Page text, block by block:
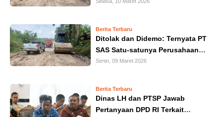
IN
OPINI
INFOGRAFIS
ADVERTORIAL
INDEKS
Siap Bantu Jika Ada Kendala
Berita Terbaru
Ditolak dan Didemo: Ternyata PT
SAS Satu-satunya Perusahaan
Pemegang IUP yang Bersedia
Senin, 09 Maret 2026
Berita Terbaru
Dinas LH dan PTSP Jawab
Pertanyaan DPD RI Terkait